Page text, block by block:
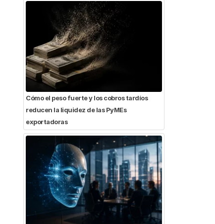
Cómo el peso fuerte y los cobros tardíos
reducen la liquidez de las PyMEs
exportadoras